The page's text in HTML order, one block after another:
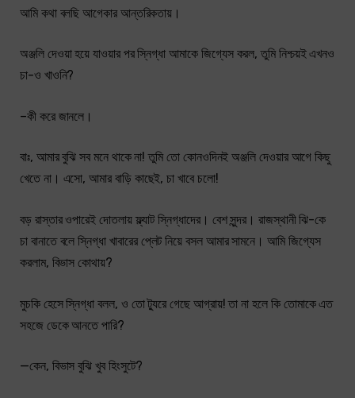
আমি কথা বলছি আগেকার আন্তরিকতায়।
অঞ্জলি দেওয়া হয়ে যাওয়ার পর স্নিগ্ধা আমাকে জিগ্যেস করল, তুমি নিশ্চয়ই এখনও
চা-ও খাওনি?
–কী করে জানলে।
বাঃ, আমার বুঝি সব মনে থাকে না! তুমি তো কোনওদিনই অঞ্জলি দেওয়ার আগে কিছু
খেতে না। এসো, আমার বাড়ি কাছেই, চা খাবে চলো!
বড় রাস্তার ওপারেই দোতলায় ফ্ল্যাট স্নিগ্ধাদের। বেশ সুন্দর। রাজস্থানী ঝি-কে
চা বানাতে বলে স্নিগ্ধা খাবারের প্লেট নিয়ে বসল আমার সামনে। আমি জিগ্যেস
করলাম, বিভাস কোথায়?
মুচকি হেসে স্নিগ্ধা বলল, ও তো ট্যুরে গেছে আগ্রায়! তা না হলে কি তোমাকে এত
সহজে ডেকে আনতে পারি?
—কেন, বিভাস বুঝি খুব হিংসুটে?